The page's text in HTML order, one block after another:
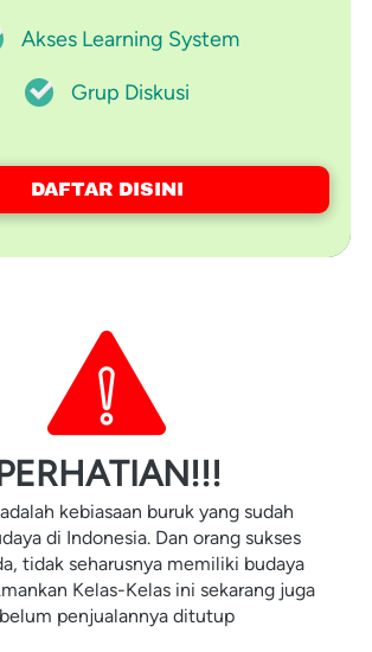
Akses Learning System
Grup Diskusi
`DAFTAR DISINI
kebiasaan buruk yang sudah
di Indonesia. Dan orang sukses
tidak seharusnya memiliki budaya
Kelas-Kelas ini sekarang juga
penjualannya ditutup